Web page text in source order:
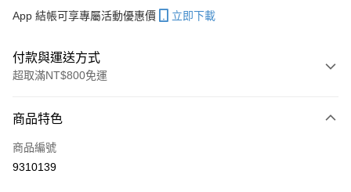
App 結帳可享專屬活動優惠價 立即下載
付款與運送方式
超取滿NT$800免運
信用卡一次付款
LINE Pay
商品特色
商品編號
9310139